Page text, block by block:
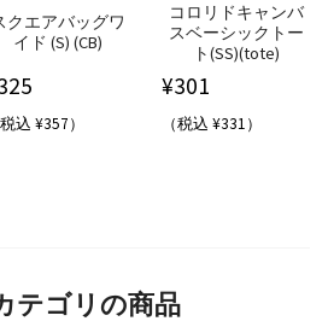
クエアバッグワ
イド (S) (CB)
税込 ¥357）
コロリドキャンバ
スベーシックトー
ト(SS)(tote)
¥301
（税込 ¥331）
テゴリの商品